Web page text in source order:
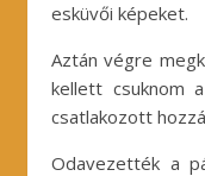
esküvői képeket.
Aztán végre
kellett csuknom
csatlakozott
Odavezették a